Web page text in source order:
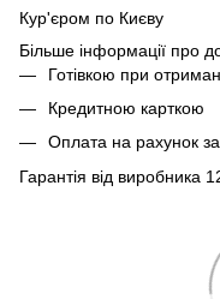
Кур'єром по Києву
Більше інформації про
Готівкою при
Кредитною карткою
Оплата на рахунок за
Гарантія від виробника